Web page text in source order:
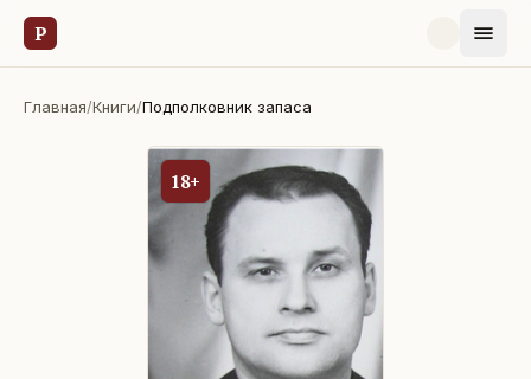
Р
Главная/Книги/Подполковник запаса
18+